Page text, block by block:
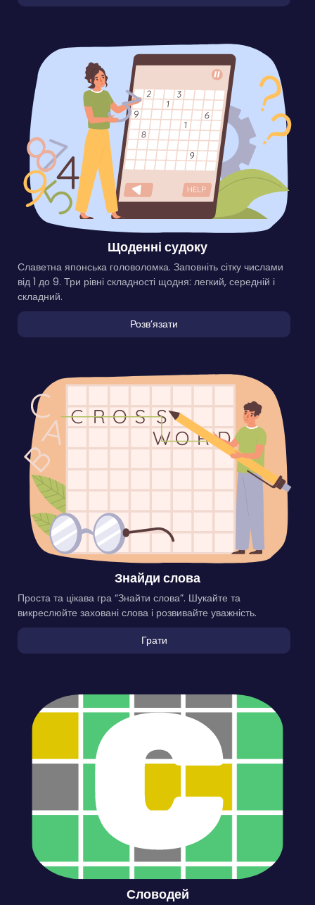
Щоденні судоку
Славетна японська головоломка. Заповніть сітку числами
від 1 до 9. Три рівні складності щодня: легкий, середній і
складний.
Розвʼязати
Знайди слова
Проста та цікава гра “Знайти слова”. Шукайте та
викреслюйте заховані слова і розвивайте уважність.
Грати
Словодей